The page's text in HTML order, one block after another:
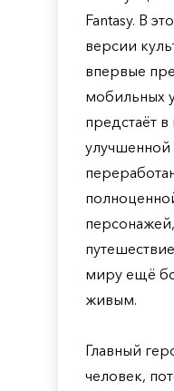
Fantasy. В
версии
впервые
мобильных
предстаёт
миру ещё
живым.
Главный
человек,